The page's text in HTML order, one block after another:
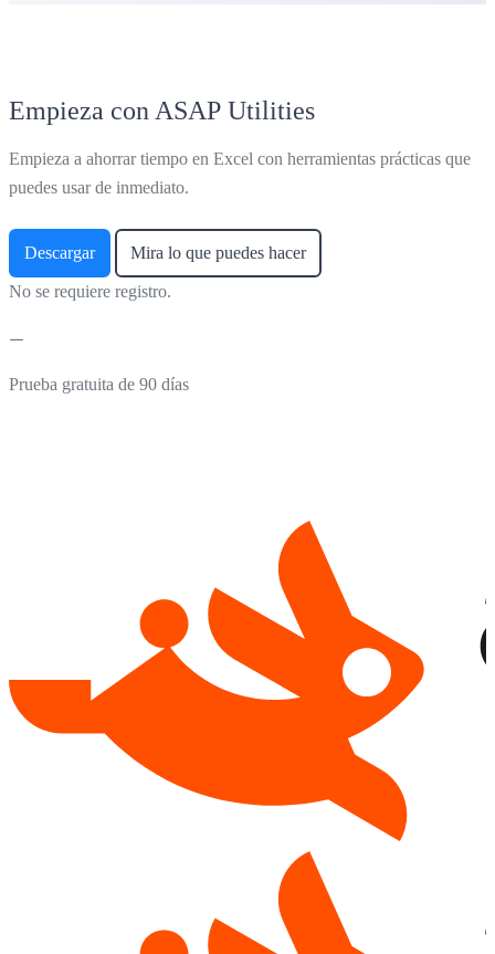
Empieza con ASAP Utilities
Empieza a ahorrar tiempo en Excel con herramientas prácticas que
puedes usar de inmediato.
Descargar Mira lo que puedes hacer
No se requiere registro.
Prueba gratuita de 90 días